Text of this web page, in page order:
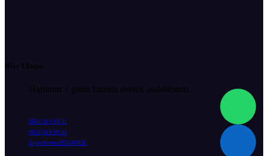
Bize Ulaşın
Haftanın 7 günü bizden destek alabilirsiniz.
0541 914 90 41
0541 914 90 41
Zeytinburnu/İSTANBUL